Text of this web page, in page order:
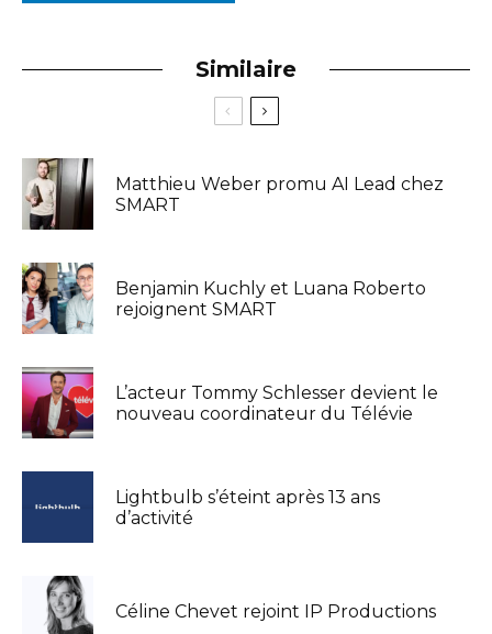
Similaire
Matthieu Weber promu AI Lead chez
SMART
Benjamin Kuchly et Luana Roberto
rejoignent SMART
L’acteur Tommy Schlesser devient le
nouveau coordinateur du Télévie
Lightbulb s’éteint après 13 ans
d’activité
Céline Chevet rejoint IP Productions